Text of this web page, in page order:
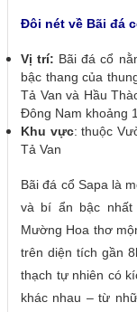
Đôi nét về Bãi đá
Vị trí: Bãi đá cổ
bậc thang của
Tả Van và Hầu
Đông Nam khoảng
Khu vực: thuộc
Tả Van
Bãi đá cổ Sapa là
và bí ẩn bậc nhất
Mường Hoa thơ
trên diện tích gần
thạch tự nhiên có
khác nhau – từ